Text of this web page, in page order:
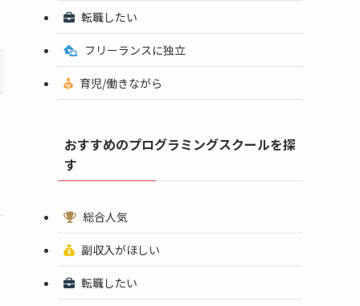
一括料金
(分割)
特徴
17万3,000円~
給付金(受講料が最大80%OFF)+
就業/副業支援を受けつつ未経験
要お問い合わせ
AIスキル習得や
転職したい
フリーランスに独立
育児/働きながら
おすすめのプログラミングスクールを探
す
総合人気
副収入がほしい
転職したい